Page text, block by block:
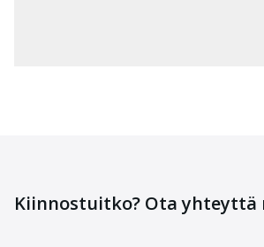
Kiinnostuitko? Ota yhteyttä